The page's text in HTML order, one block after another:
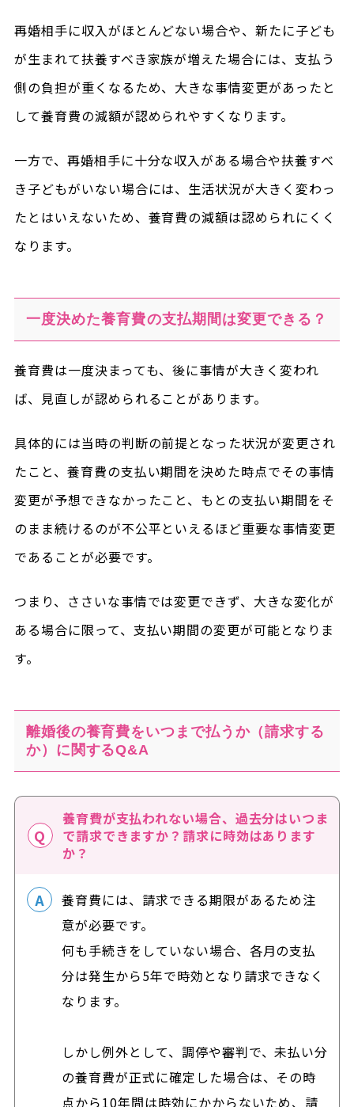
再婚相手に収入がほとんどない場合や、新たに子ども
が生まれて扶養すべき家族が増えた場合には、支払う
側の負担が重くなるため、大きな事情変更があったと
して養育費の減額が認められやすくなります。
一方で、再婚相手に十分な収入がある場合や扶養すべ
き子どもがいない場合には、生活状況が大きく変わっ
たとはいえないため、養育費の減額は認められにくく
なります。
一度決めた養育費の支払期間は変更できる？
養育費は一度決まっても、後に事情が大きく変われ
ば、見直しが認められることがあります。
具体的には当時の判断の前提となった状況が変更され
たこと、養育費の支払い期間を決めた時点でその事情
変更が予想できなかったこと、もとの支払い期間をそ
のまま続けるのが不公平といえるほど重要な事情変更
であることが必要です。
つまり、ささいな事情では変更できず、大きな変化が
ある場合に限って、支払い期間の変更が可能となりま
す。
離婚後の養育費をいつまで払うか（請求する
か）に関するQ&A
養育費が支払われない場合、過去分はいつま
で請求できますか？請求に時効はあります
か？
養育費には、請求できる期限があるため注
意が必要です。
何も手続きをしていない場合、各月の支払
分は発生から5年で時効となり請求できなく
なります。
しかし例外として、調停や審判で、未払い分
の養育費が正式に確定した場合は、その時
点から10年間は時効にかからないため、請